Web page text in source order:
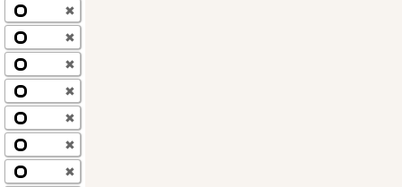
✖
✖
✖
✖
✖
✖
✖